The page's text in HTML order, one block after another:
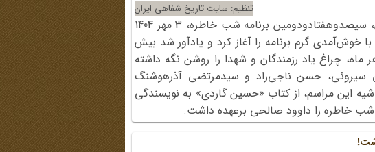
تنظیم: سایت تاریخ شفاهی ایران
در آغاز مهر و هم‌زمان با هفته دفاع مقدس، سیصدوهفتادودومین برنامه شب خاطره، 3 مهر 1404
خوش‌آمدی گرم برنامه را آغاز کرد و یادآور شد بیش
چراغ یاد رزمندگان و شهدا را روشن نگه داشته
حسن ناجی‌راد و سیدمرتضی آذرهوشنگ
این مراسم، از کتاب «حسین گاردی» به نویسندگی
خاطره را داوود صالحی برعهده داشت.